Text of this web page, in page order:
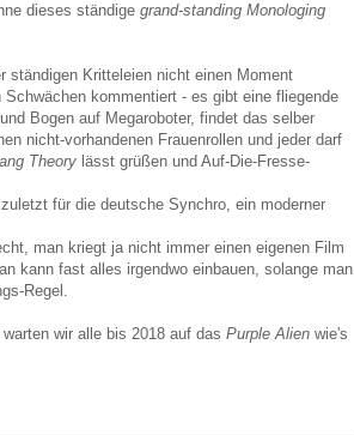
dieses ständige grand-standing Monologing
Kritteleien nicht einen Moment
kommentiert - es gibt eine fliegende
Bogen auf Megaroboter, findet das selber
nicht-vorhandenen Frauenrollen und jeder darf
Theory lässt grüßen und Auf-Die-Fresse-
für die deutsche Synchro, ein moderner
man kriegt ja nicht immer einen eigenen Film
kann fast alles irgendwo einbauen, solange man
Regel.
wir alle bis 2018 auf das Purple Alien wie's